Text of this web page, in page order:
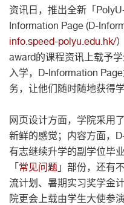
资讯日，推出全新「
Information Page (D-
info.speed-polyu.edu.hk/
award的课程资讯上载予
入学，D-Information
务，让他们随时随地获得
网页设计方面，学院采用
新鲜的感觉；内容方面，
有志继续升学的副学位毕
「 常见问题 」部份，还有
流计划、暑期实习奖学金
院更会上载由学生大使参